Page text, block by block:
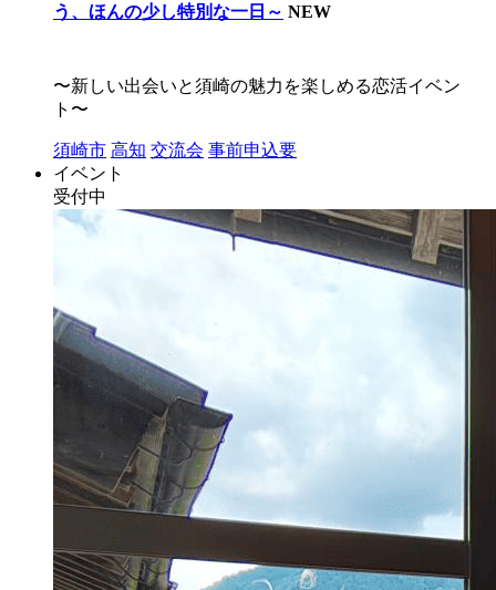
う、ほんの少し特別な一日～ NEW
〜新しい出会いと須崎の魅力を楽しめる恋活イベン
ト〜
須崎市 高知 交流会 事前申込要
イベント
受付中